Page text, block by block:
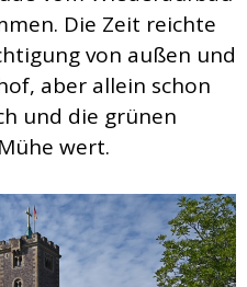
Die Zeit reichte
von außen und
aber allein schon
und die grünen
wert.